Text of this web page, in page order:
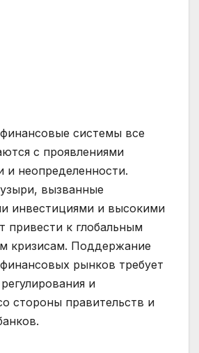
системы все
с проявлениями
и неопределенности.
вызванные
инвестициями и высокими
привести к глобальным
кризисам. Поддержание
рынков требует
и
стороны правительств и